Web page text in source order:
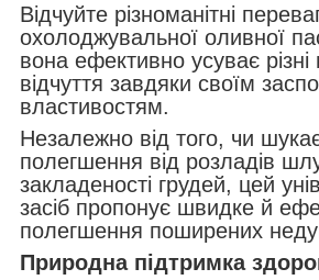
Відчуйте різноманітні
охолоджувальної оливної
вона ефективно усуває різні
відчуття завдяки своїм
властивостям.
Незалежно від того, чи
полегшення від розладів
закладеності грудей, цей
засіб пропонує швидке й
полегшення поширених
Природна підтримка